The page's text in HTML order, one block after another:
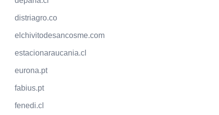
distriagro.co
elchivitodesancosme.com
estacionaraucania.cl
eurona.pt
fabius.pt
fenedi.cl